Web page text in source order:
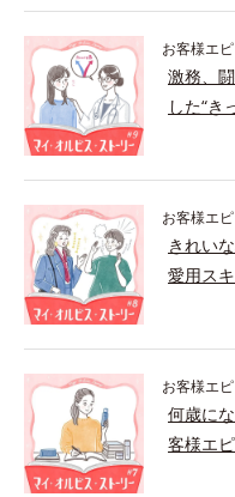
お客様エ
激務、
した“き
お客様エ
きれい
愛用ス
お客様エ
何歳に
客様エ